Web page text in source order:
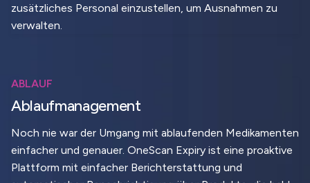
zusätzliches Personal einzustellen, um Ausnahmen zu
verwalten.
ABLAUF
Ablaufmanagement
Noch nie war der Umgang mit ablaufenden Medikamenten
einfacher und genauer. OneScan Expiry ist eine proaktive
Plattform mit einfacher Berichterstattung und